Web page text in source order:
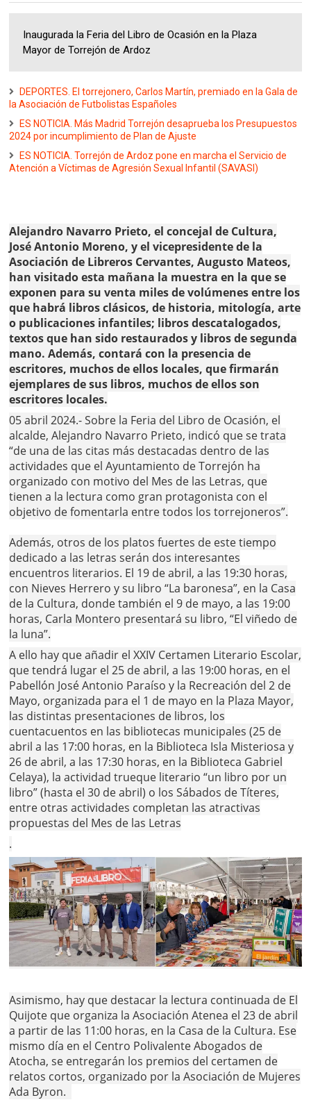
Inaugurada la Feria del Libro de Ocasión en la Plaza
Mayor de Torrejón de Ardoz
DEPORTES. El torrejonero, Carlos Martín, premiado en la Gala de
la Asociación de Futbolistas Españoles
ES NOTICIA. Más Madrid Torrejón desaprueba los Presupuestos
2024 por incumplimiento de Plan de Ajuste
ES NOTICIA. Torrejón de Ardoz pone en marcha el Servicio de
Atención a Víctimas de Agresión Sexual Infantil (SAVASI)
Alejandro Navarro Prieto, el concejal de Cultura,
José Antonio Moreno, y el vicepresidente de la
Asociación de Libreros Cervantes, Augusto Mateos,
han visitado esta mañana la muestra en la que se
exponen para su venta miles de volúmenes entre los
que habrá libros clásicos, de historia, mitología, arte
o publicaciones infantiles; libros descatalogados,
textos que han sido restaurados y libros de segunda
mano. Además, contará con la presencia de
escritores, muchos de ellos locales, que firmarán
ejemplares de sus libros, muchos de ellos son
escritores locales.
05 abril 2024.- Sobre la Feria del Libro de Ocasión, el
alcalde, Alejandro Navarro Prieto, indicó que se trata
“de una de las citas más destacadas dentro de las
actividades que el Ayuntamiento de Torrejón ha
organizado con motivo del Mes de las Letras, que
tienen a la lectura como gran protagonista con el
objetivo de fomentarla entre todos los torrejoneros”.
Además, otros de los platos fuertes de este tiempo
dedicado a las letras serán dos interesantes
encuentros literarios. El 19 de abril, a las 19:30 horas,
con Nieves Herrero y su libro “La baronesa”, en la Casa
de la Cultura, donde también el 9 de mayo, a las 19:00
horas, Carla Montero presentará su libro, “El viñedo de
la luna”.
A ello hay que añadir el XXIV Certamen Literario Escolar,
que tendrá lugar el 25 de abril, a las 19:00 horas, en el
Pabellón José Antonio Paraíso y la Recreación del 2 de
Mayo, organizada para el 1 de mayo en la Plaza Mayor,
las distintas presentaciones de libros, los
cuentacuentos en las bibliotecas municipales (25 de
abril a las 17:00 horas, en la Biblioteca Isla Misteriosa y
26 de abril, a las 17:30 horas, en la Biblioteca Gabriel
Celaya), la actividad trueque literario “un libro por un
libro” (hasta el 30 de abril) o los Sábados de Títeres,
entre otras actividades completan las atractivas
propuestas del Mes de las Letras
.
Asimismo, hay que destacar la lectura continuada de El
Quijote que organiza la Asociación Atenea el 23 de abril
a partir de las 11:00 horas, en la Casa de la Cultura. Ese
mismo día en el Centro Polivalente Abogados de
Atocha, se entregarán los premios del certamen de
relatos cortos, organizado por la Asociación de Mujeres
Ada Byron.